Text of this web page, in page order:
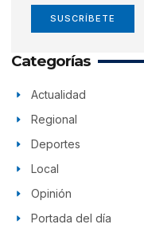
SUSCRÍBETE
Categorías
Actualidad
Regional
Deportes
Local
Opinión
Portada del día